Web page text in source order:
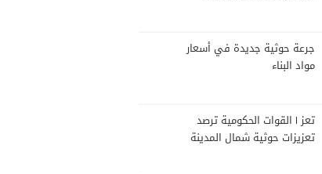
جرعة حوثية جديدة في أسعار
مواد البناء
تعز | القوات الحكومية ترصد
تعزيزات حوثية شمال المدينة